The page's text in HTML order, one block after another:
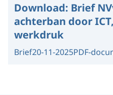
Download: Brief
achterban door
werkdruk
Brief20-11-2025PDF-